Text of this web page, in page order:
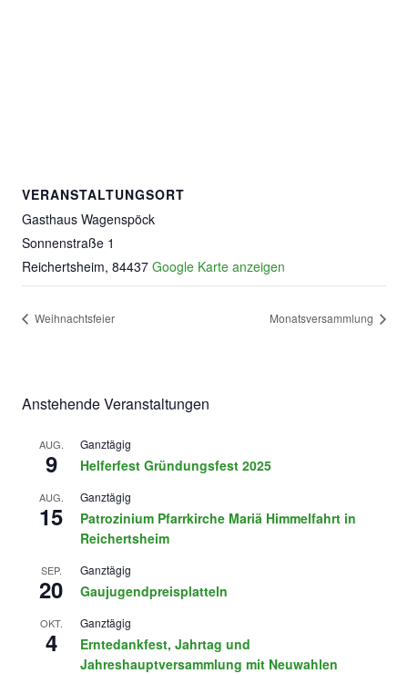
VERANSTALTUNGSORT
Gasthaus Wagenspöck
Sonnenstraße 1
Reichertsheim, 84437 Google Karte anzeigen
Weihnachtsfeier Monatsversammlung
Anstehende Veranstaltungen
AUG.
9
Ganztägig
Helferfest Gründungsfest 2025
AUG.
15
Ganztägig
Patrozinium Pfarrkirche Mariä Himmelfahrt in
Reichertsheim
SEP.
20
Ganztägig
Gaujugendpreisplatteln
OKT.
4
Ganztägig
Erntedankfest, Jahrtag und
Jahreshauptversammlung mit Neuwahlen